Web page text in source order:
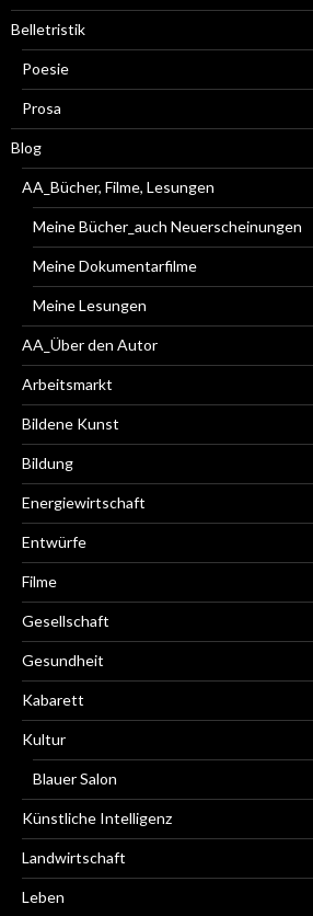
Belletristik
Poesie
Prosa
Blog
AA_Bücher, Filme, Lesungen
Meine Bücher_auch Neuerscheinungen
Meine Dokumentarfilme
Meine Lesungen
AA_Über den Autor
Arbeitsmarkt
Bildene Kunst
Bildung
Energiewirtschaft
Entwürfe
Filme
Gesellschaft
Gesundheit
Kabarett
Kultur
Blauer Salon
Künstliche Intelligenz
Landwirtschaft
Leben